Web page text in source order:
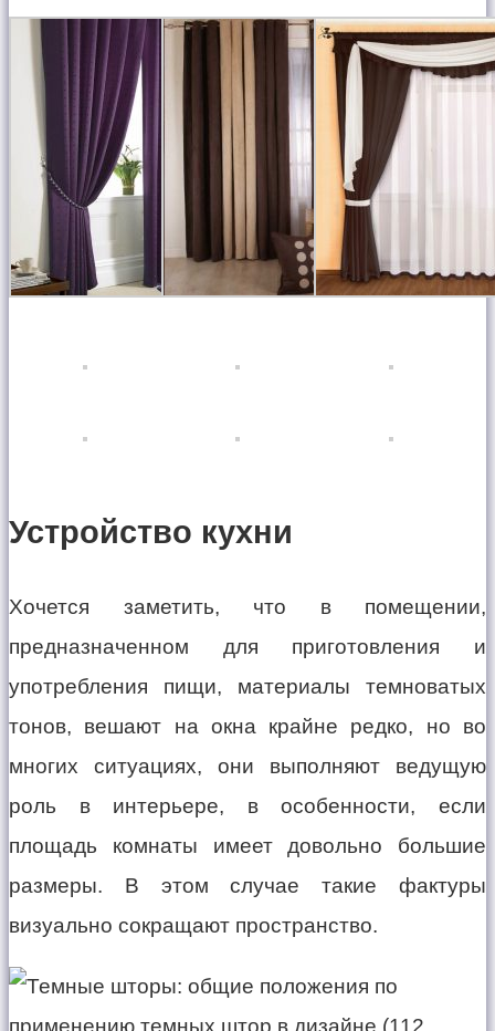
Устройство кухни
Хочется заметить, что в помещении,
предназначенном для приготовления и
употребления пищи, материалы темноватых
тонов, вешают на окна крайне редко, но во
многих ситуациях, они выполняют ведущую
роль в интерьере, в особенности, если
площадь комнаты имеет довольно большие
размеры. В этом случае такие фактуры
визуально сокращают пространство.